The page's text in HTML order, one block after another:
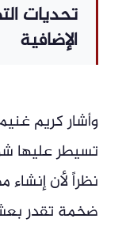
تحديات
الإضافية
وأشار كريم
تسيطر عليها
نظراً لأن
ضخمة تقدر